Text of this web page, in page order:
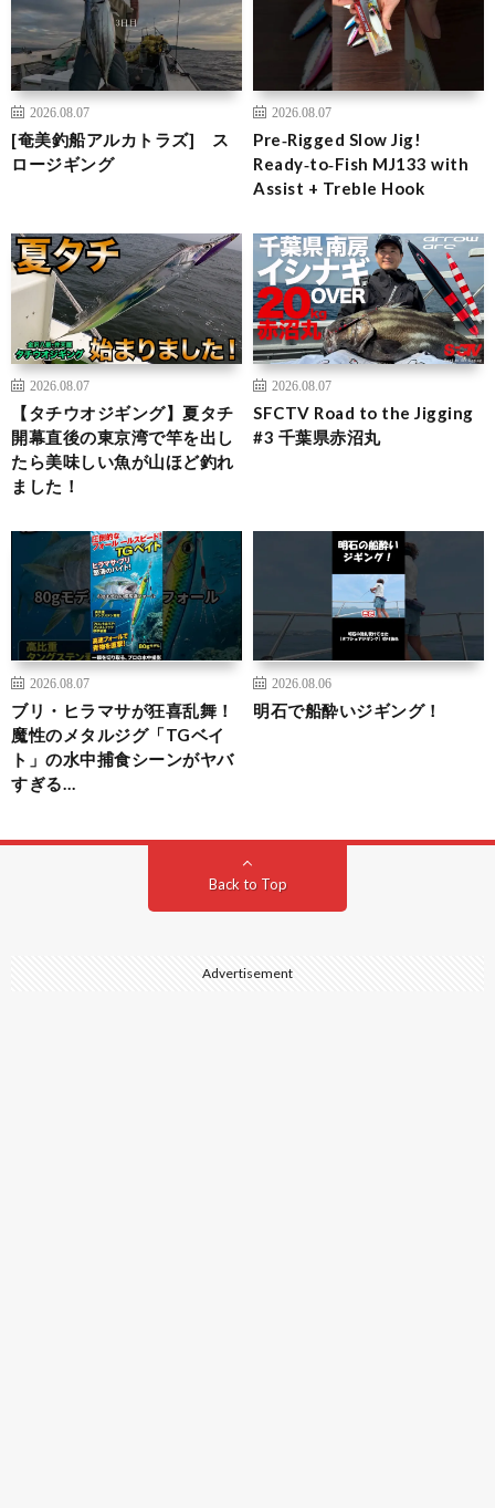
2026.08.07
[奄美釣船アルカトラズ] ス
ロージギング
2026.08.07
Pre‑Rigged Slow Jig!
Ready‑to‑Fish MJ133 with
Assist + Treble Hook
2026.08.07
【タチウオジギング】夏タチ
開幕直後の東京湾で竿を出し
たら美味しい魚が山ほど釣れ
ました！
2026.08.07
SFCTV Road to the Jigging
#3 千葉県赤沼丸
2026.08.07
ブリ・ヒラマサが狂喜乱舞！
魔性のメタルジグ「TGベイ
ト」の水中捕食シーンがヤバ
すぎる…
2026.08.06
明石で船酔いジギング！
Back to Top
Advertisement